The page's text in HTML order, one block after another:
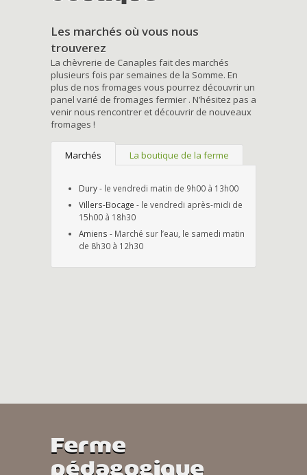
Les marchés où vous nous
trouverez
La chèvrerie de Canaples fait des marchés
plusieurs fois par semaines de la Somme. En
plus de nos fromages vous pourrez découvrir un
panel varié de fromages fermier . N’hésitez pas a
venir nous rencontrer et découvrir de nouveaux
fromages !
Marchés La boutique de la ferme
Dury- le vendredi matin de 9h00 à 13h00
Villers-Bocage - le vendredi après-midi de
15h00 à 18h30
Amiens - Marché sur l’eau, le samedi matin
de 8h30 à 12h30
Ferme
pédagogique